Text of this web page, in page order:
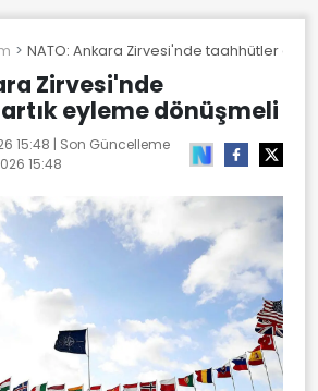
NATO: Ankara Zirvesi'nde taahhütler
Zirvesi'nde
eyleme dönüşmeli
15:48 | Son Güncelleme
15:48